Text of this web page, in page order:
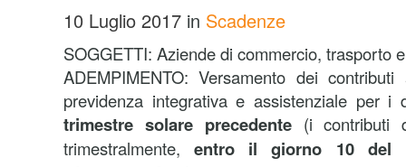
10 Luglio 2017 in Scadenze
SOGGETTI: Aziende di commercio, trasporto
ADEMPIMENTO: Versamento dei
previdenza integrativa e assistenziale per i
trimestre solare precedente(i contributi
trimestralmente,entro il giorno 10 del